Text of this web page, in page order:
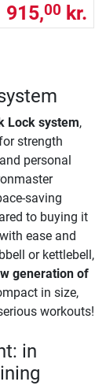
915,00 kr.
Lock system,
strength
personal
saving
to buying it
ease and
or kettlebell,
generation of
in size,
workouts!
in